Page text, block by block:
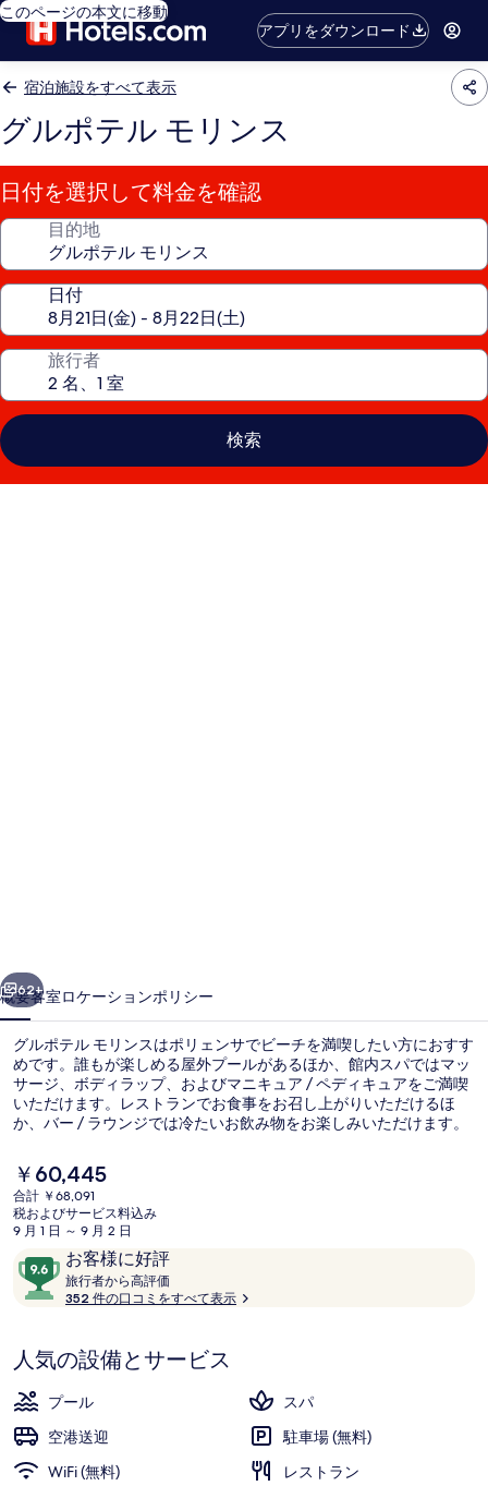
このページの本文に移動
アプリをダウンロード
宿泊施設をすべて表示
グルポテル モリンス
日付を選択して料金を確認
目的地
日付
旅行者
検索
ン
ス
の
写
真
ギ
ャ
ラ
リ
次へ
62+
概要客室ロケーションポリシー
グルポテル モリンスはポリェンサでビーチを満喫したい方におすす
めです。誰もが楽しめる屋外プールがあるほか、館内スパではマッ
サージ、ボディラップ、およびマニキュア / ペディキュアをご満喫
いただけます。レストランでお食事をお召し上がりいただけるほ
か、バー / ラウンジでは冷たいお飲み物をお楽しみいただけます。
スナックバー / デリも備わっています。親切なスタッフやビーチ近
くのロケーションが旅行者の高い評価を得ています。
現
在
の
料
は
￥60,445
￥60,445
合計 ￥68,091
税およびサービス料込み
9 月 1 日 ～ 9 月 2 日
口
コ
ミ
お客様に好評
10
段
階
9.6、
お
客
様
に
好
旅行者から高評価
行
ら
352 件の口コミをすべて表示
人気の設備とサービス
プール
スパ
空港送迎
駐車場 (無料)
WiFi (無料)
レストラン